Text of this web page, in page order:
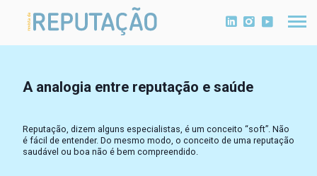
A analogia entre reputação e saúde
Reputação, dizem alguns especialistas, é um conceito “soft”. Não
é fácil de entender. Do mesmo modo, o conceito de uma reputação
saudável ou boa não é bem compreendido.